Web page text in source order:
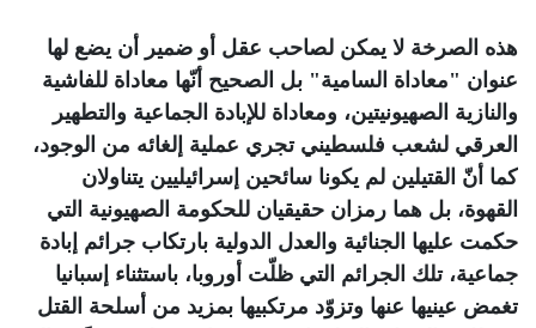
هذه الصرخة لا يمكن لصاحب عقل أو ضمير أن يضع لها
عنوان "معاداة السامية" بل الصحيح أنّها معاداة للفاشية
والنازية الصهيونيتين، ومعاداة للإبادة الجماعية والتطهير
العرقي لشعب فلسطيني تجري عملية إلغائه من الوجود،
كما أنّ القتيلين لم يكونا سائحين إسرائيليين يتناولان
القهوة، بل هما رمزان حقيقيان للحكومة الصهيونية التي
حكمت عليها الجنائية والعدل الدولية بارتكاب جرائم إبادة
جماعية، تلك الجرائم التي ظلّت أوروبا، باستثناء إسبانيا
تغمض عينيها عنها وتزوّد مرتكبيها بمزيد من أسلحة القتل